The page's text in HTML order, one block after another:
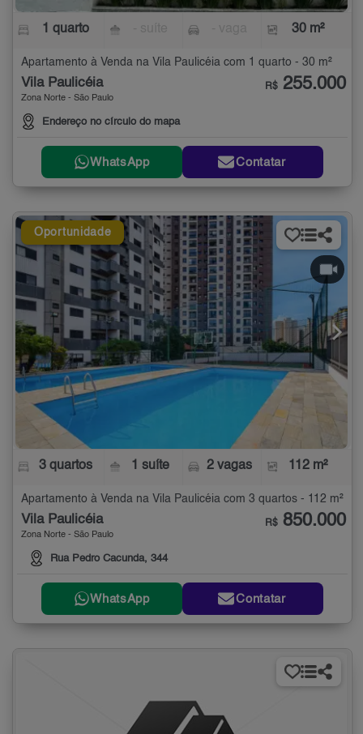
1 quarto 30 m²
Apartamento à Venda na Vila Paulicéia com 1 quarto - 30 m²
Vila Paulicéia
Zona Norte - São Paulo
Endereço no círculo do mapa
R$ 255.000
WhatsApp Contatar
Oportunidade
3 quartos 1 suíte 2 vagas 112 m²
Apartamento à Venda na Vila Paulicéia com 3 quartos - 112 m²
Vila Paulicéia
Zona Norte - São Paulo
Rua Pedro Cacunda, 344
R$ 850.000
WhatsApp Contatar